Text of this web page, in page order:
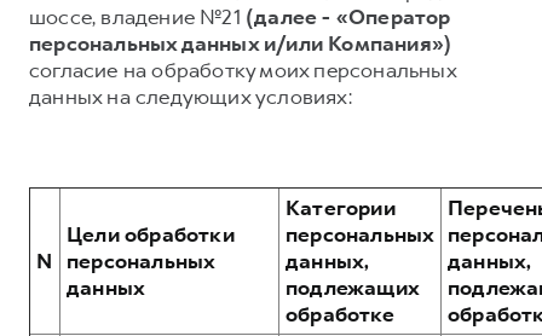
F7
от 2 899 000 ₽
F7X
от 3 599 000 ₽
от 3 449 000 ₽
КОРПОРАТИВНЫМ КЛИЕНТАМ
Для малого бизнеса
Крупным корпоративным клиентам
Система управления автопарком
Сервис для корпоративных клиентов
GWM Безопасность
Гарантия HAVAL
Мобильное приложение GWM
Руководства по эксплуатации
Подписки
АКСЕССУАРЫ HAVAL
шоссе, владение №21 (далее - «Оператор
персональных данных и/или Компания»)
согласие на обработку моих персональных
данных на следующих условиях:
N
Цели обработки
персональных
данных
Категории
персональных
данных,
подлежащих
обработке
данных,